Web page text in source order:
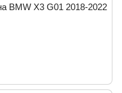
BMW X3 G01 2018-2022